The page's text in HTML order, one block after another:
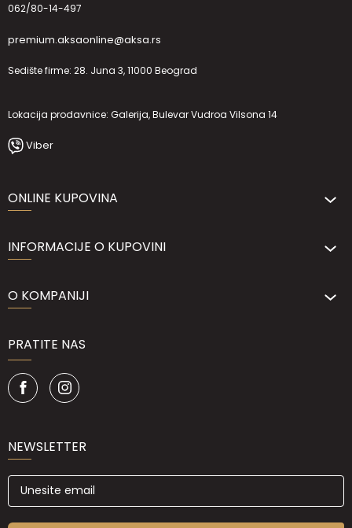
062/80-14-497
premium.aksaonline@aksa.rs
Sedište firme: 28. Juna 3, 11000 Beograd
Lokacija prodavnice: Galerija, Bulevar Vudroa Vilsona 14
Viber
ONLINE KUPOVINA
INFORMACIJE O KUPOVINI
O KOMPANIJI
PRATITE NAS
NEWSLETTER